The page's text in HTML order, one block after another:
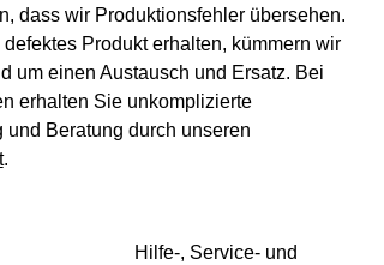
dass wir Produktionsfehler übersehen.
Produkt erhalten, kümmern wir
um einen Austausch und Ersatz. Bei
erhalten Sie unkomplizierte
und Beratung durch unseren
.
Hilfe-, Service- und